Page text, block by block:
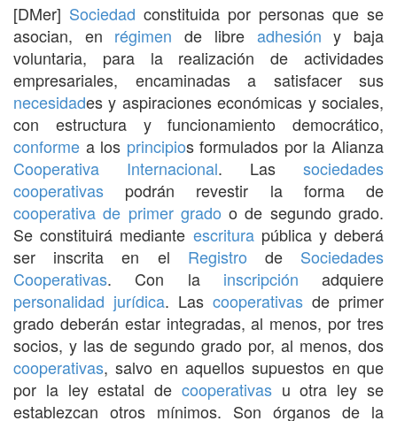
[DMer] Sociedad constituida por personas que se
asocian, en régimen de libre adhesión y baja
voluntaria, para la realización de actividades
empresariales, encaminadas a satisfacer sus
necesidades y aspiraciones económicas y sociales,
con estructura y funcionamiento democrático,
conforme a los principios formulados por la Alianza
Cooperativa
Internacional. Las sociedades
cooperativas podrán revestir la forma de
cooperativa de primer grado o de segundo grado.
Se constituirá mediante escriturapública y deberá
ser inscrita en el Registro de Sociedades
Cooperativas. Con la inscripción adquiere
personalidad jurídica. Las cooperativas de primer
grado deberán estar integradas, al menos, por tres
socios, y las de segundo grado por, al menos, dos
cooperativas, salvo en aquellos supuestos en que
por la ley estatal de cooperativasu otra ley se
establezcan otros mínimos. Son órganos de la